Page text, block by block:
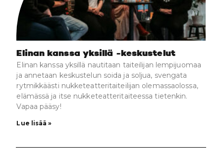
Elinan kanssa yksillä -keskustelut
Elinan kanssa yksillä nautitaan taiteilijan lempijuomaa
ja annetaan keskustelun soida ja soljua, svengata
rytmikkäästi nukketeatteritaiteilijan olemassaolossa,
elämässä ja itse nukketeatteritaiteessa tietenkin.
Vapaa pääsy!
Lue lisää »